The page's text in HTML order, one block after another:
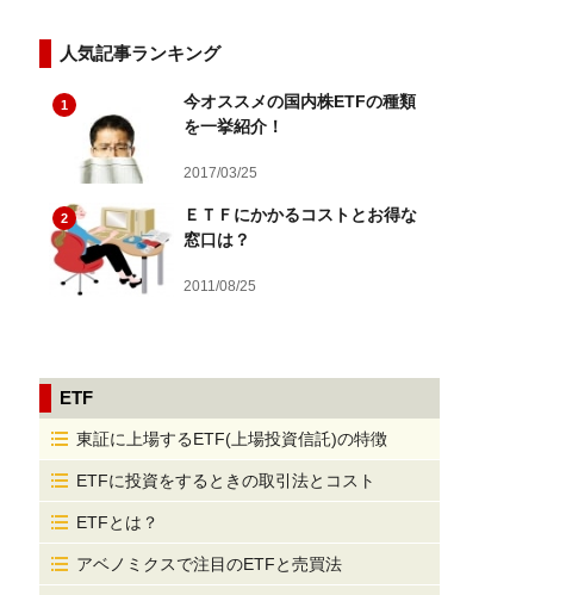
人気記事ランキング
1
今オススメの国内株ETFの種類
を一挙紹介！
2017/03/25
2
ＥＴＦにかかるコストとお得な
窓口は？
2011/08/25
ETF
東証に上場するETF(上場投資信託)の特徴
ETFに投資をするときの取引法とコスト
ETFとは？
アベノミクスで注目のETFと売買法